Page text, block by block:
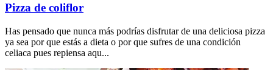
Pizza de coliflor
Has pensado que nunca más podrías disfrutar de una deliciosa pizza
ya sea por que estás a dieta o por que sufres de una condición
celiaca pues repiensa aqu...